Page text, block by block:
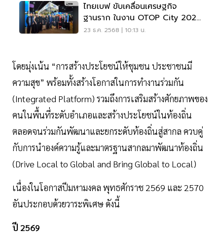
ไทยเบฟ ขับเคลื่อนเศรษฐกิจ
ฐานราก ในงาน OTOP City 2025
ตั้งแต่วันนี้ – 28 ธ.ค.68 นี้
23 ธ.ค. 2568 | 10:13 น.
โดยมุ่งเน้น “การสร้างประโยชน์ให้ชุมชน ประชาชนมี
ความสุข” พร้อมทั้งสร้างโอกาสในการทำงานร่วมกัน
(Integrated Platform) รวมถึงการเสริมสร้างศักยภาพของ
คนในพื้นที่ระดับอำเภอและสร้างประโยชน์ในท้องถิ่น
ตลอดจนร่วมกันพัฒนาและยกระดับท้องถิ่นสู่สากล ควบคู่
กับการนำองค์ความรู้และมาตรฐานสากลมาพัฒนาท้องถิ่น
(Drive Local to Global and Bring Global to Local)
เนื่องในโอกาสปีมหามงคล พุทธศักราช 2569 และ 2570
อันประกอบด้วยวาระพิเศษ ดังนี้
ปี 2569